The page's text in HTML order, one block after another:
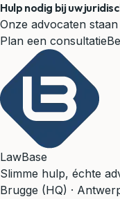
Hulp nodig bij uw
Onze advocaten
Plan een consultatie
LawBase
Slimme hulp, échte
Brugge (HQ) ·